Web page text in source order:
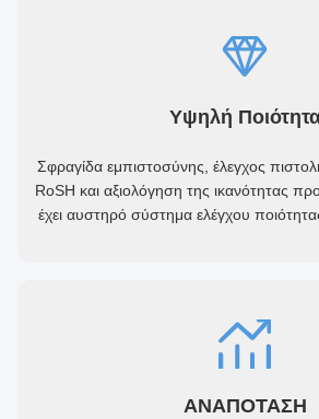
Υψηλή
Σφραγίδα εμπιστοσύνης, έλεγχος
RoSH και αξιολόγηση της ικανότητας
έχει αυστηρό σύστημα ελέγχου
ΑΝΑΠΟΤΑΣΗ